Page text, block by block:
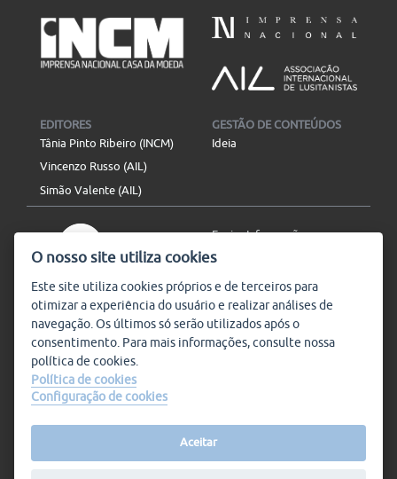
EDITORES
Tânia Pinto Ribeiro (INCM)
Vincenzo Russo (AIL)
Simão Valente (AIL)
GESTÃO DE CONTEÚDOS
Ideia
Subscrever
Enviar Informação
Aviso Legal
Mapa do site
SIGA-NOS
Condições de Utilização
O nosso site utiliza cookies
Este site utilizacookies próprios e de terceiros para
otimizar a experiência do usuário e realizar análises de
navegação. Os últimos só serão utilizados após o
consentimento. Para mais informações, consulte nossa
política decookies
Política de cookies
Configuração de cookies
Aceitar